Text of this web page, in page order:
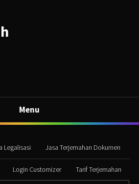
Menu
Legalisasi Jasa Terjemahan Dokumen
Login Customizer Tarif Terjemahan